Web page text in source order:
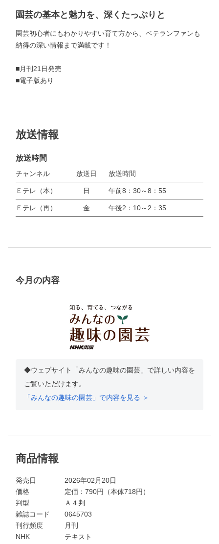
園芸の基本と魅力を、深くたっぷりと
園芸初心者にもわかりやすい育て方から、ベテランファンも
納得の深い情報まで満載です！
■月刊21日発売
■電子版あり
放送情報
放送時間
チャンネル 放送日 放送時間
Ｅテレ（本） 日 午前8：30～8：55
Ｅテレ（再） 金 午後2：10～2：35
今月の内容
◆ウェブサイト「みんなの趣味の園芸」で詳しい内容を
ご覧いただけます。
「みんなの趣味の園芸」で内容を見る ＞
商品情報
発売日
2026年02月20日
価格
定価： 790円（本体718円）
判型
Ａ４判
雑誌コード
0645703
刊行頻度
月刊
NHK
テキスト